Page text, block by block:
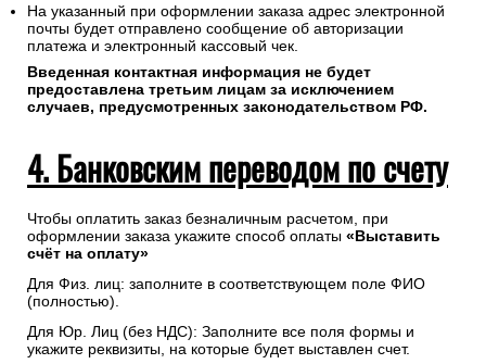
На указанный при оформлении заказа адрес электронной
почты будет отправлено сообщение об авторизации
платежа и электронный кассовый чек.
Введенная контактная информация не будет
предоставлена третьим лицам за исключением
случаев, предусмотренных законодательством РФ.
4. Банковским переводом по счету
Чтобы оплатить заказ безналичным расчетом, при
оформлении заказа укажите способ оплаты «Выставить
счёт на оплату»
Для Физ. лиц: заполните в соответствующем поле ФИО
(полностью).
Для Юр. Лиц (без НДС): Заполните все поля формы и
укажите реквизиты, на которые будет выставлен счет.